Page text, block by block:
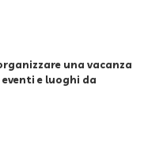
una vacanza
e luoghi da